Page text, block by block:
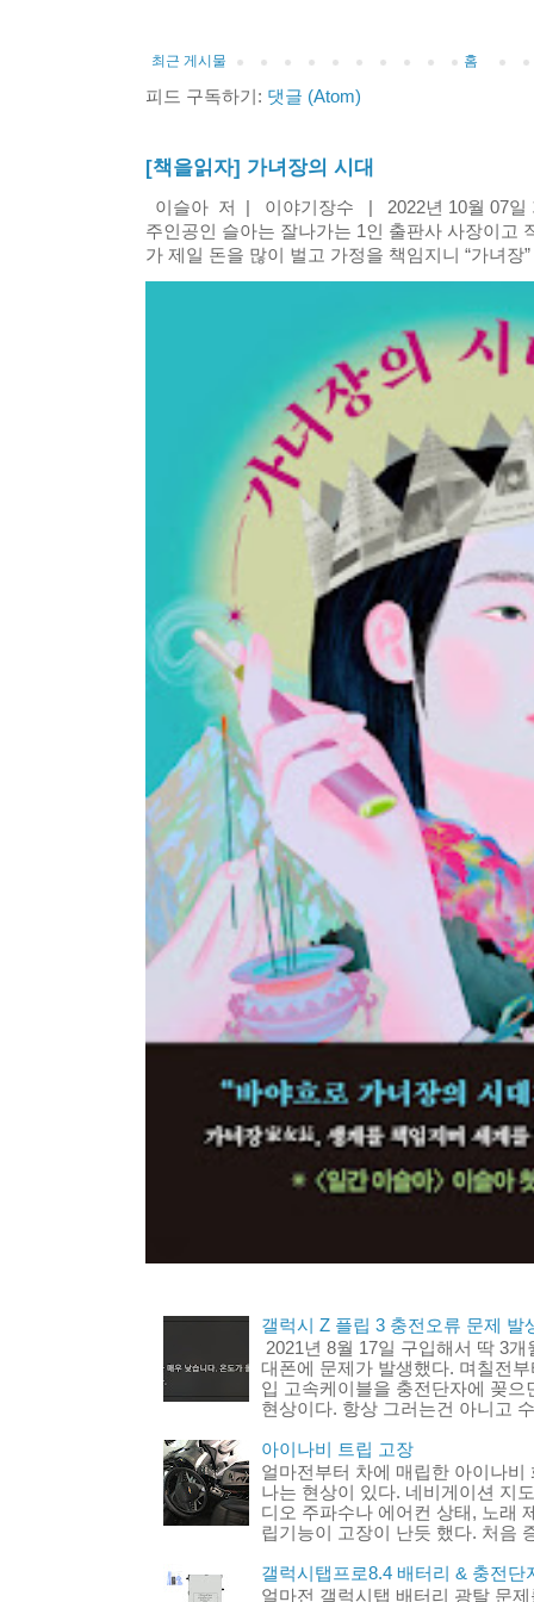
최근 게시물 홈
피드 구독하기: 댓글 (Atom)
[책을읽자] 가녀장의 시대
이슬아 저 | 이야기장수 | 2022년 10월 07일
주인공인 슬아는 잘나가는 1인 출판사 사장이고
가 제일 돈을 많이 벌고 가정을 책임지니 “가녀장
갤럭시 Z 플립 3 충전오류 문제 발
2021년 8월 17일 구입해서 딱 3
대폰에 문제가 발생했다. 며칠전
입 고속케이블을 충전단자에 꽂
현상이다. 항상 그러는건 아니고
아이나비 트립 고장
얼마전부터 차에 매립한 아이나
나는 현상이 있다. 네비게이션 지
디오 주파수나 에어컨 상태, 노래
립기능이 고장이 난듯 했다. 처음
갤럭시탭프로8.4 배터리 & 충전단
얼마전 갤럭시탭 배터리 광탈 문